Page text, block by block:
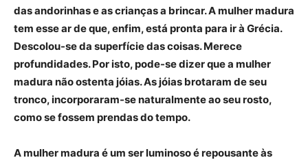
das andorinhas e as crianças a brincar. A mulher madura
tem esse ar de que, enfim, está pronta para ir à Grécia.
Descolou-se da superfície das coisas. Merece
profundidades. Por isto, pode-se dizer que a mulher
madura não ostenta jóias. As jóias brotaram de seu
tronco, incorporaram-se naturalmente ao seu rosto,
como se fossem prendas do tempo.
A mulher madura é um ser luminoso é repousante às